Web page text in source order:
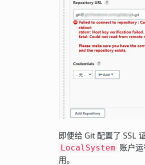
即便给 Git 配置了 SSL
LocalSystem 账户
用。